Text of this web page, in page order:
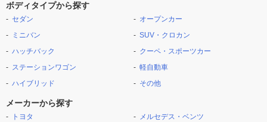
ボディタイプから探す
セダン
ミニバン
ハッチバック
ステーションワゴン
ハイブリッド
オープンカー
SUV・クロカン
クーペ・スポーツカー
軽自動車
その他
メーカーから探す
トヨタ
メルセデス・ベンツ